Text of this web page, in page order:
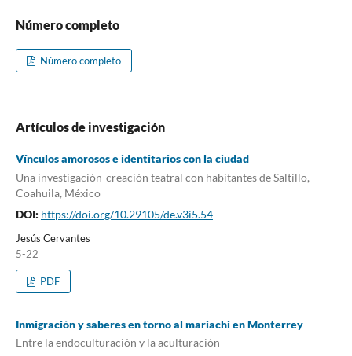
Número completo
Número completo
Artículos de investigación
Vínculos amorosos e identitarios con la ciudad
Una investigación-creación teatral con habitantes de Saltillo,
Coahuila, México
DOI: https://doi.org/10.29105/de.v3i5.54
Jesús Cervantes
5-22
PDF
Inmigración y saberes en torno al mariachi en Monterrey
Entre la endoculturación y la aculturación